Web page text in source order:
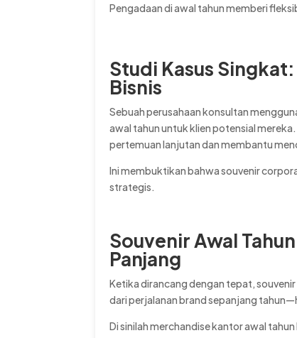
Pengadaan di awal tahun memberi
Studi Kasus
Bisnis
Sebuah perusahaan konsultan
awal tahun untuk klien potensial
pertemuan lanjutan dan membantu
Ini membuktikan bahwa souvenir
strategis.
Souvenir Awal
Panjang
Ketika dirancang dengan tepat,
dari perjalanan brand sepanjang
Di sinilah merchandise kantor awal